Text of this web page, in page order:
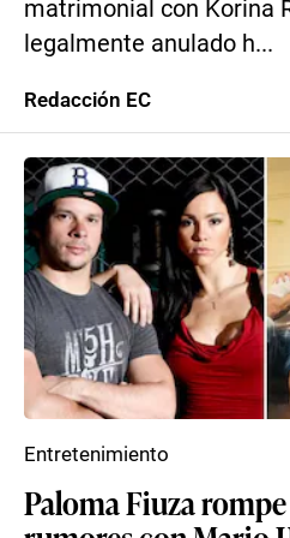
matrimonial con Korina
legalmente anulado h...
Redacción EC
Paloma Fiuza
Entretenimiento